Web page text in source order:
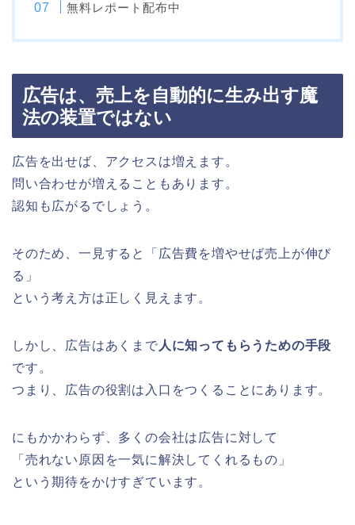
無料レポート配布中
広告は、売上を自動的に生み出す魔
法の装置ではない
広告を出せば、アクセスは増えます。
問い合わせが増えることもあります。
認知も広がるでしょう。
そのため、一見すると「広告費を増やせば売上が伸び
る」
という考え方は正しく見えます。
しかし、広告はあくまで 人に知ってもらうための手段
です。
つまり、広告の役割は入口をつくることにあります。
にもかかわらず、多くの会社は広告に対して
「売れない原因を一気に解決してくれるもの」
という期待をかけすぎています。